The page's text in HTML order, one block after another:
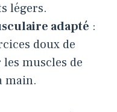
légers.
adapté :
doux de
muscles de
main.